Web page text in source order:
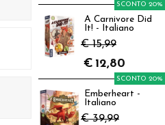
A Carnivore Did
It! - Italiano
€ 15,99
SCONTO 20%
€ 12,80
Emberheart -
Italiano
€ 39,99
SCONTO 20%